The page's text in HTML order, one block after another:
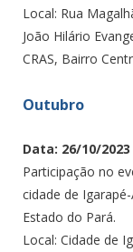
Local: Rua
João Hilário
CRAS, Bairro
Outubro
Data: 26/10/
Participação no
cidade de
Estado do Pará.
Local: Cidade de